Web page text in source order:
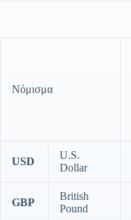
Νόμισμα
USD
U.S.
Dollar
GBP
British
Pound